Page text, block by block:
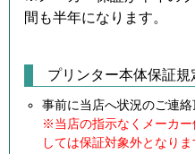
間も半年になります。
プリンター本体保証規
事前に当店へ状況のご連絡
※当店の指示なくメーカ
しては保証対象外となりま